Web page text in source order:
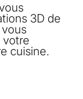
3D de
votre
cuisine.